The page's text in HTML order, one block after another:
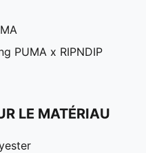
PUMA x RIPNDIP
LE MATÉRIAU